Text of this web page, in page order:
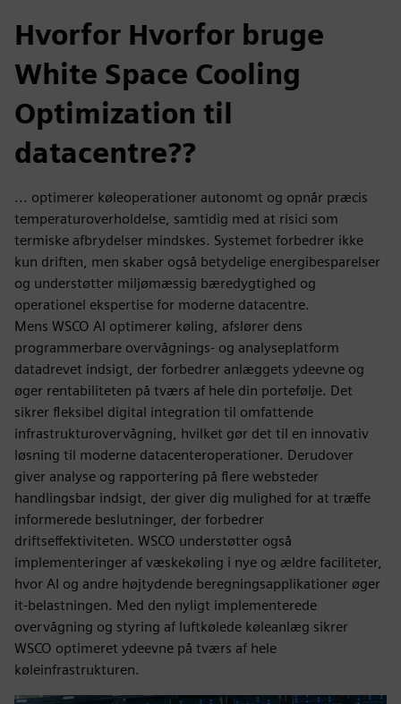
Hvorfor Hvorfor bruge
White Space Cooling
Optimization til
datacentre??
... optimerer køleoperationer autonomt og opnår præcis
temperaturoverholdelse, samtidig med at risici som
termiske afbrydelser mindskes. Systemet forbedrer ikke
kun driften, men skaber også betydelige energibesparelser
og understøtter miljømæssig bæredygtighed og
operationel ekspertise for moderne datacentre.
Mens WSCO AI optimerer køling, afslører dens
programmerbare overvågnings- og analyseplatform
datadrevet indsigt, der forbedrer anlæggets ydeevne og
øger rentabiliteten på tværs af hele din portefølje. Det
sikrer fleksibel digital integration til omfattende
infrastrukturovervågning, hvilket gør det til en innovativ
løsning til moderne datacenteroperationer. Derudover
giver analyse og rapportering på flere websteder
handlingsbar indsigt, der giver dig mulighed for at træffe
informerede beslutninger, der forbedrer
driftseffektiviteten. WSCO understøtter også
implementeringer af væskekøling i nye og ældre faciliteter,
hvor AI og andre højtydende beregningsapplikationer øger
it-belastningen. Med den nyligt implementerede
overvågning og styring af luftkølede køleanlæg sikrer
WSCO optimeret ydeevne på tværs af hele
køleinfrastrukturen.